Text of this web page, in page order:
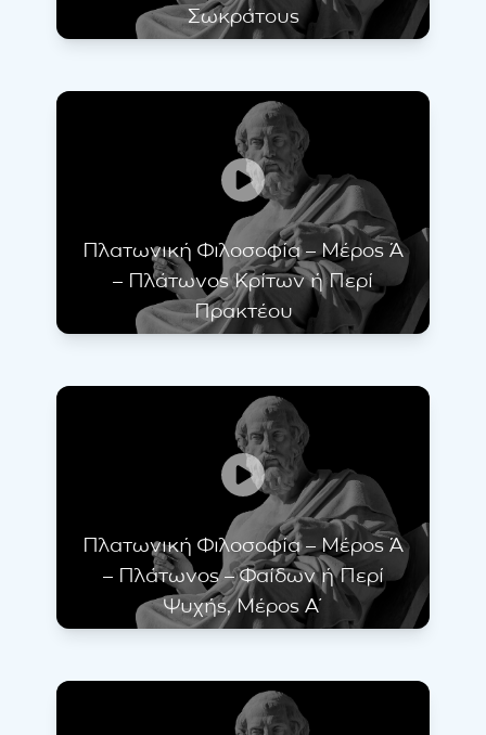
Σωκράτους
Πλατωνική Φιλοσοφία – Μέρος Ά
– Πλάτωνος Κρίτων ή Περί
Πρακτέου
Πλατωνική Φιλοσοφία – Μέρος Ά
– Πλάτωνος – Φαίδων ή Περί
Ψυχής, Μέρος Α΄